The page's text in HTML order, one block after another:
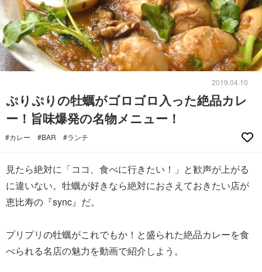
2019.04.10
ぷりぷりの牡蠣がゴロゴロ入った絶品カレ
ー！旨味爆発の名物メニュー！
#カレー #BAR #ランチ
見たら絶対に「ココ、食べに行きたい！」と歓声が上がる
に違いない。牡蠣が好きなら絶対におさえておきたい店が
恵比寿の『sync』だ。
プリプリの牡蠣がこれでもか！と盛られた絶品カレーを食
べられる名店の魅力を動画で紹介しよう。